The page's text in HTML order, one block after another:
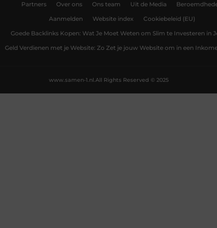
Partners Over ons Ons team Uit de Media
Aanmelden Website index Cookiebeleid (EU)
Goede Backlinks Kopen: Wat Je Moet Weten om Slim te Investeren in
Geld Verdienen met je Website: Zo Zet je jouw Website om in een
All Rights Reserved © 2025
www.samen-1.nl.